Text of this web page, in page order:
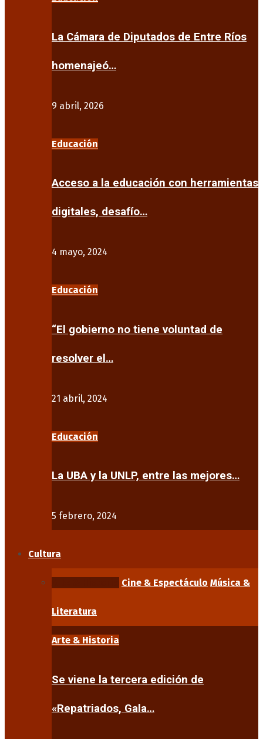
La Cámara de Diputados de Entre Ríos
homenajeó…
9 abril, 2026
Educación
Acceso a la educación con herramientas
digitales, desafío…
4 mayo, 2024
Educación
“El gobierno no tiene voluntad de
resolver el…
21 abril, 2024
Educación
La UBA y la UNLP, entre las mejores…
5 febrero, 2024
Cultura
Cine & Espectáculo Música &
Literatura
Arte & Historia
Se viene la tercera edición de
«Repatriados, Gala…